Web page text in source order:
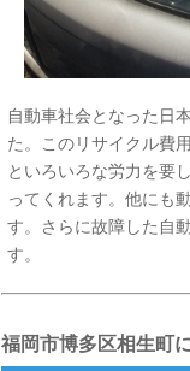
自動車社会となった日
た。このリサイクル費
といろいろな労力を要
ってくれます。他にも
す。さらに故障した自
す。
福岡市博多区相生町